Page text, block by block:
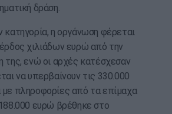
δράση.
η οργάνωση φέρεται
χιλιάδων ευρώ από την
της, ενώ οι αρχές κατέσχεσαν
να υπερβαίνουν τις 330.000
πληροφορίες από τα επίμαχα
ευρώ βρέθηκε στο